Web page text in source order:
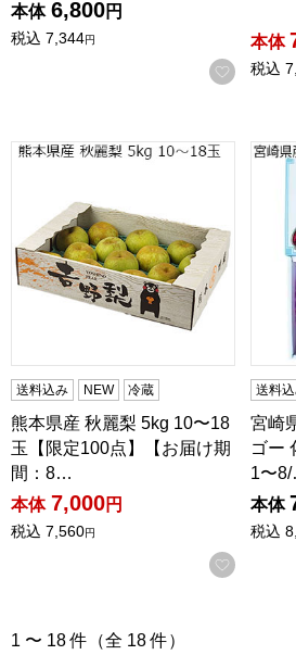
本体 6,800円
税込 7,344円
お気に
本体
税込
熊本県産 秋麗梨 5kg 10〜18玉【
送料込み NEW 冷蔵
熊本県産 秋麗梨 5kg 10〜18
玉【限定100点】【お届け期
間：8…
本体 7,000円
税込 7,560円
お気に
宮崎
送料
宮崎
ゴー
1〜
本体
税込
1 〜 18 件（全 18 件）